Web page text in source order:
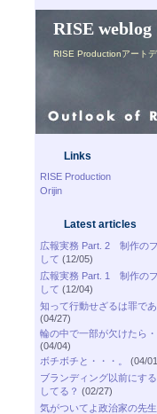
RISE weblog
RISE Productionアート
Links
RISE Production
Orijin
Latest articles
広報実務 Part. 2 制作の
して (12/05)
広報実務 Part. 1 制作の
して (12/04)
知って行動せざるは罪で
(04/27)
輪の中で一部が欠けたら・
(04/04)
ボチボチと・・・。
(04/
ブランディング以前にす
してる？ (02/27)
気がついてよ政治家の先